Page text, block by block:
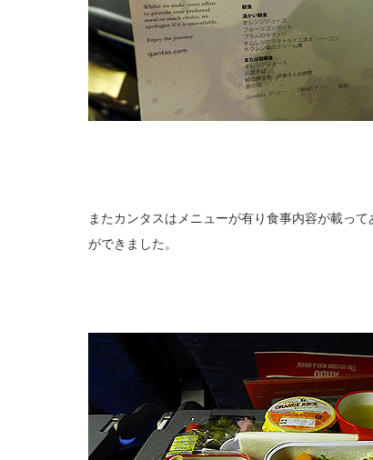
またカンタスはメニューが有り食事内容が載っ
ができました。